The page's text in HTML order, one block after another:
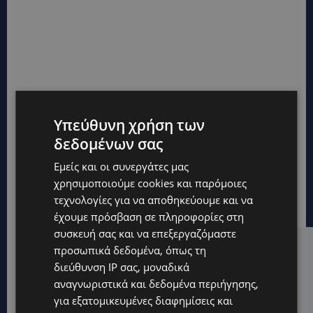
Hot this week
PERNERA BEACH HOTEL: Εκλεκτές παρουσίες στα 50
χρόνια ενός ιστορικού ξενοδοχείου-Ποιους είδαμε
Υπεύθυνη χρήση των
δεδομένων σας
Εμείς και οι συνεργάτες μας
χρησιμοποιούμε cookies και παρόμοιες
τεχνολογίες για να αποθηκεύουμε και να
έχουμε πρόσβαση σε πληροφορίες στη
συσκευή σας και να επεξεργαζόμαστε
προσωπικά δεδομένα, όπως τη
διεύθυνση IP σας, μοναδικά
αναγνωριστικά και δεδομένα περιήγησης,
για εξατομικευμένες διαφημίσεις και